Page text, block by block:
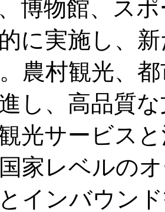
博物館、ス
に実施し、
農村観光、
し、高品質
光サービス
国家レベルの
インバウン